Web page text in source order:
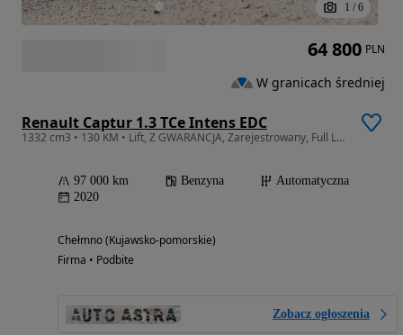
1 / 6
Renault Captur 1.3 TCe Intens EDC
1332 cm3 • 130 KM • Lift, Z GWARANCJA, Zarejestrowany, Full LED, Navi, Kamera
97 000 km Benzyna
Automatyczna
2020
Chełmno (Kujawsko-pomorskie)
Firma • Podbite
Zobacz ogłoszenia
64 800 PLN
W granicach średniej